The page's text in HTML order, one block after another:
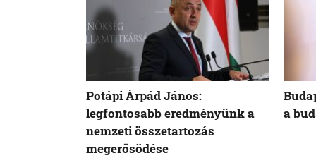
Potápi Árpád János:
legfontosabb eredményünk a
nemzeti összetartozás
megerősödése
a